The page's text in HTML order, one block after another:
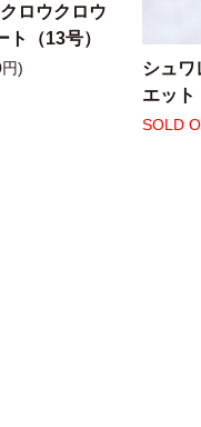
ロウクロウ
ト（13号）
)
シュワ
エット
SOLD